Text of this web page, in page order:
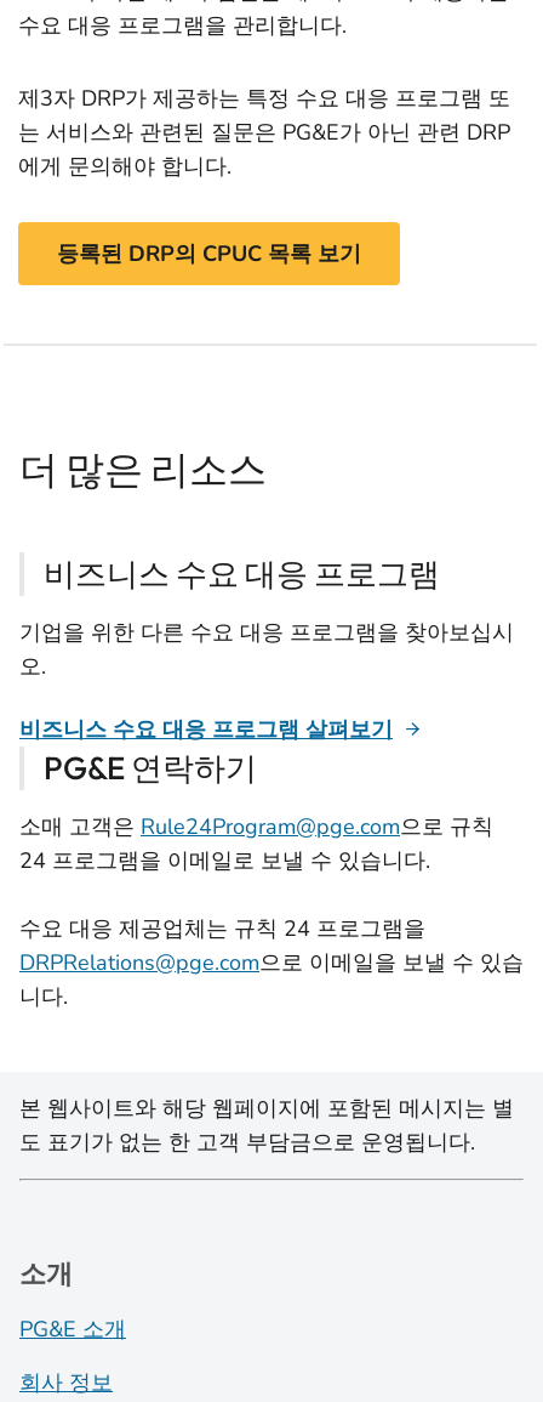
수요 대응 프로그램을 관리합니다.
제3자 DRP가 제공하는 특정 수요 대응 프로그램 또
는 서비스와 관련된 질문은 PG&E가 아닌 관련 DRP
에게 문의해야 합니다.
등록된 DRP의 CPUC 목록 보기
더 많은 리소스
비즈니스 수요 대응 프로그램
기업을 위한 다른 수요 대응 프로그램을 찾아보십시
오.
비즈니스 수요 대응 프로그램 살펴보기
PG&E 연락하기
소매 고객은 Rule24Program@pge.com으로 규칙
24 프로그램을 이메일로 보낼 수 있습니다.
수요 대응 제공업체는 규칙 24 프로그램을
DRPRelations@pge.com으로 이메일을 보낼 수 있습
니다.
본 웹사이트와 해당 웹페이지에 포함된 메시지는 별
도 표기가 없는 한 고객 부담금으로 운영됩니다.
소개
PG&E 소개
회사 정보